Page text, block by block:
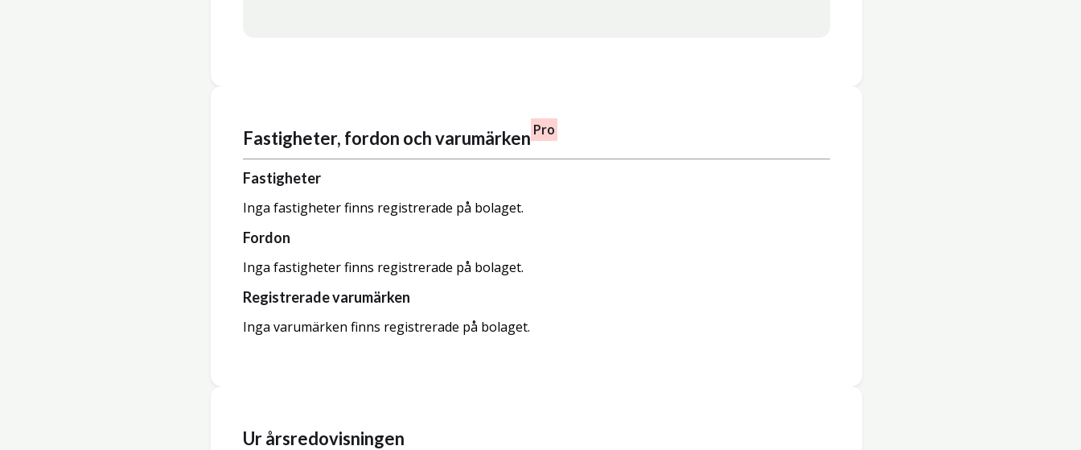
Fastigheter, fordon och varumärken Pro
Fastigheter
Inga fastigheter finns registrerade på bolaget.
Fordon
Inga fastigheter finns registrerade på bolaget.
Registrerade varumärken
Inga varumärken finns registrerade på bolaget.
Ur årsredovisningen